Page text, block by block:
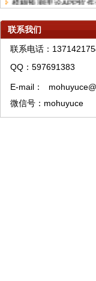
模糊预测系统中线股票
模糊预测理论资产管理
模糊预测理论特训须知
模糊预测系统培训教
模糊预测APP软件A类
联系我们
联系电话：
QQ：597691383
E-mail：
微信号：mohuyuce